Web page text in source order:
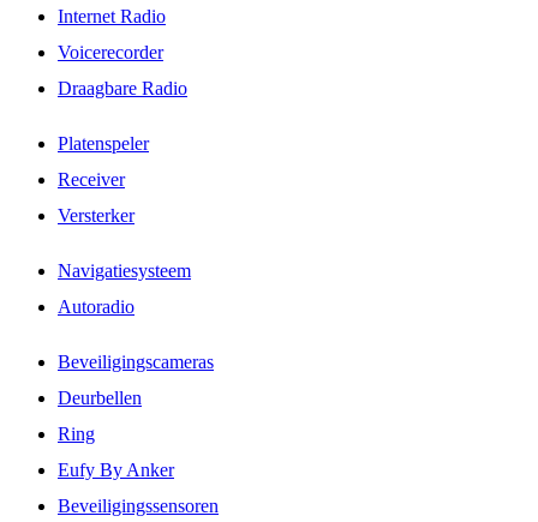
Internet Radio
Voicerecorder
Draagbare Radio
Platenspeler
Receiver
Versterker
Navigatiesysteem
Autoradio
Beveiligingscameras
Deurbellen
Ring
Eufy By Anker
Beveiligingssensoren